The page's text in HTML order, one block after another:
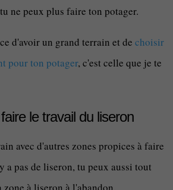
ne peux plus faire ton potager.
d'avoir un grand terrain et dechoisir
pour ton potager, c'est celle que je te
le travail du liseron
avec d'autres zones propices à faire
a pas de liseron, tu peux aussi tout